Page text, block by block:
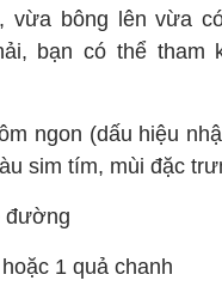
vừa bông lên vừa
bạn có thể tham
ngon (dấu hiệu
sim tím, mùi đặc
đường
1 quả chanh